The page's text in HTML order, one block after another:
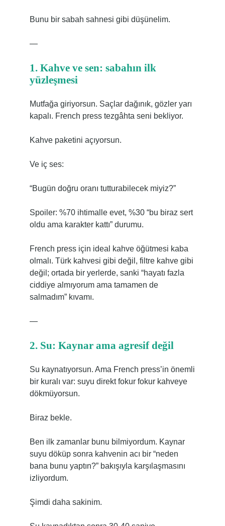
Bunu bir sabah sahnesi gibi düşünelim.
—
1. Kahve ve sen: sabahın ilk
yüzleşmesi
Mutfağa giriyorsun. Saçlar dağınık, gözler yarı
kapalı. French press tezgâhta seni bekliyor.
Kahve paketini açıyorsun.
Ve iç ses:
“Bugün doğru oranı tutturabilecek miyiz?”
Spoiler: %70 ihtimalle evet, %30 “bu biraz sert
oldu ama karakter kattı” durumu.
French press için ideal kahve öğütmesi kaba
olmalı. Türk kahvesi gibi değil, filtre kahve gibi
değil; ortada bir yerlerde, sanki “hayatı fazla
ciddiye almıyorum ama tamamen de
salmadım” kıvamı.
—
2. Su: Kaynar ama agresif değil
Su kaynatıyorsun. Ama French press’in önemli
bir kuralı var: suyu direkt fokur fokur kahveye
dökmüyorsun.
Biraz bekle.
Ben ilk zamanlar bunu bilmiyordum. Kaynar
suyu döküp sonra kahvenin acı bir “neden
bana bunu yaptın?” bakışıyla karşılaşmasını
izliyordum.
Şimdi daha sakinim.